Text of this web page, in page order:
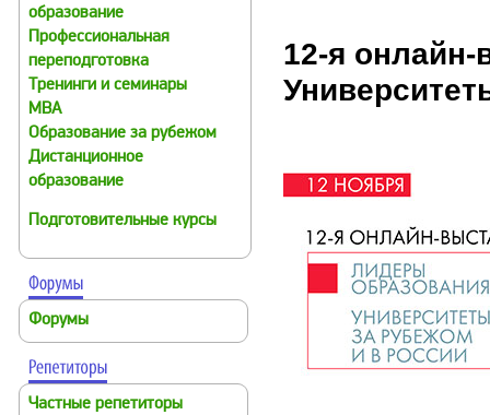
образование
Профессиональная
переподготовка
Тренинги и семинары
MBA
Образование за рубежом
Дистанционное
образование
Подготовительные курсы
Форумы
Частные репетиторы
12-я